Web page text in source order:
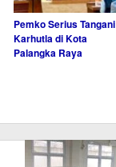
Pemko Serius Tangani
Karhutla di Kota
Palangka Raya